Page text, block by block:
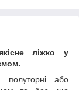
ліжко у
полуторні або